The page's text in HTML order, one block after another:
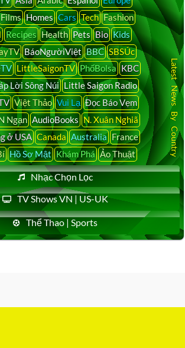
Films Homes Cars Tech Fashion
Recipes Health Pets Bio Kids
BáoNgườiViệt BBC SBSÚc
LittleSaigonTV PhốBolsa KBC
Lời Sông Núi Little Saigon Radio
Việt Thảo Vui Lạ Đọc Báo Vẹm
Ngạn AudioBooks N. Xuân Nghiã
ở USA Canada Australia France
Hồ Sơ Mật Khám Phá Ảo Thuật
Nhạc Chọn Lọc
TV Shows VN | US-UK
Thể Thao | Sports
Latest News By Country